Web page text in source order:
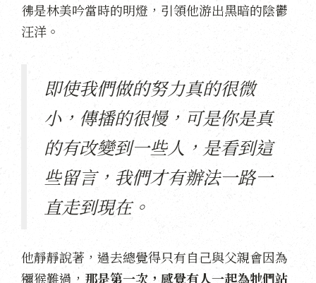
彿是林美吟當時的明燈，引領他游出黑暗的陰鬱
汪洋。
即使我們做的努力真的很微
小，傳播的很慢，可是你是真
的有改變到一些人，是看到這
些留言，我們才有辦法一路一
直走到現在。
他靜靜說著，過去總覺得只有自己與父親會因為
獼猴難過， 那是第一次，感覺有人一起為牠們站